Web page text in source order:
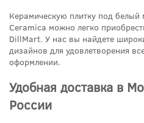
Керамическую плитку под
Ceramica можно легко
DillMart. У нас вы найдете
дизайнов для удовлетворения
оформлении.
Удобная доставка в
России